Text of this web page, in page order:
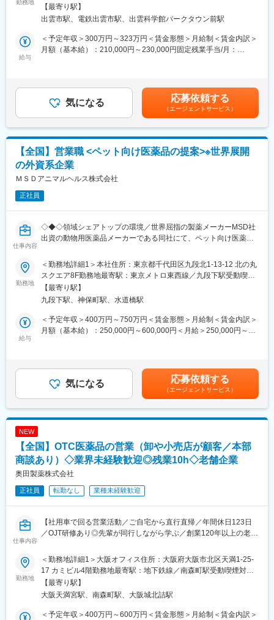
ンに訪問します。
★困ったら先輩社員に相談しやすい雰囲気です！
＜専門資格を取得できる＞
・入社後は、医薬品販売の専門知識を身につけるために、登録販
・資格取得後は、資格手当として給与にも反映されます。
・残業20h以内
・スケジュールに合わせて直行直帰可
・転居を伴う転勤はありません
■やりがい：
・最近、健康のことで困っていることがないかなど、親身にお話
を聞くことで、お客様と信頼関係を築き、お客様の健康管理に貢
献することができます。
・「この薬すごく効き目があって良かったよ。」「こないだのリ
ンゴ酢美味しかった！ちょうどまた買おうと思ってたの。来てく
変更の範囲：会社の定める業務
箱）や健康食品の提案をお任せします。
※既に、取引のあるお客様先を訪問するスタイルです。
＜仕事の流れ＞
配置薬や健康食品、サプリメントの使用頻度に合わせて、1～6ヵ
へ訪問をします。
・配置薬や健康食品の期限管理
・健康相談、新商品・サービスのご提案 など
※一部、新たに配置薬を置いていただくお客様への訪問がありま
す。
品です。
・入社直後～2週間 ： OJT形式で、薬の種類や成分など基礎知識
を身につけます。
す。「会話のコツ」や「商品のご案内方法」といった実践的なス
キルを習得します。
・入社1カ月以降 ： 慣れてきたら独り立ち。既存のお客様をメイ
ンに訪問します。
＜専門資格を取得できる＞
・資格取得後は、資格手当として給与にも反映されます。
■働き方：
・基本土日祝休み／年3回の大型連休あり
・スケジュールに合わせて直行直帰可
・転居を伴う転勤はありません
■やりがい：
・最近、健康のことで困っていることがないかなど、親身にお話
を聞くことで、お客様と信頼関係を築き、お客様の健康管理に貢
献することができます。
・「この薬すごく効き目があって良かったよ。」「こないだのリ
ンゴ酢美味しかった！ちょうどまた買おうと思ってたの。来てく
変更の範囲：会社の定める業務
勤務地
【最寄り駅】
出雲市駅、電鉄出雲市駅、出雲科学館パークタウン前駅
給与
＜予定年収＞300万円～323万円＜賃金形態＞月給制＜賃金内訳＞
月額（基本給）：210,000円～230,000円固定残業手当/月：
年収は当社規定に基づき、年齢や経験に応じて決定します。・昇
給：年1回（4月）＜モデル給与＞※入社3年目平均基本給＋各種手
当＋業績連動給→総支給月額344,141円※業績連動給：月の予算達
成や売り上げに対して支払われます賃金はあくまでも目安の金額
であり、選考を通じて上下する可能性があります。月給(月額)は固
定手当を含めた表記です。
気になる 応募依頼する
（エージェントサービス）
【全国】営業職 <ペット向け医薬品の提案>※世界展開
の外資系企業
ＭＳＤアニマルヘルス株式会社
正社員
仕事内容
◇◆◇領域シェアトップの環境／世界屈指の製薬メーカーMSD社
出資の動物用医薬品メーカーである同社にて、ペット向け医薬品
■業務内容：コンパニオンアニマル(愛玩動物)事業部のカスタマー
コンサルタントとして、担当エリアの顧客（主に動物病院のドク
ター）に対してコンサルテーションサービスを提供し、コンパニ
オンアニマル用医薬製品の適正な使用と販売を促進してビジネス
の最大化に貢献していただきます。また、個人目標を達成すると
ともに、チーム、事業部、 他部門の目標達成を目指していただき
ます。
■１日の流れ（例）
夕方～夜：事務作業など
・基本的には直行直帰の働き方となります。
・既存顧客が１００％。直接訪問だけでなく、メールやオンライ
・担当エリアにもよりますが、月半分程度は宿泊を伴う出張が発
生します。
■入社後の研修
1か月は研修メイン（知識、システムなど）、2～3か月営業同行
（バディ制）、3～4か月から徐々に独り立ちいただく想定をして
■採用背景
新規ローンチ製品を控えていることによる、体制強化のための増
■当社について：
外資系大手製薬MSD株式会社100％子会社で、動物用医薬品など
の研究、開発、製造及び販売を行っています。牛、豚、鶏、水産
そしてコンパニオンアニマル（犬猫などのペット）と様々な動物
たちの健康を支える医薬品やワクチンと健康維持に関する情報を
提供しています。
勤務地
＜勤務地詳細1＞本社住所：東京都千代田区九段北1-13-12 北の丸
スクエア8F勤務地最寄駅：東京メトロ東西線／九段下駅受動喫煙
対策：屋内全面禁煙＜勤務地詳細2＞全国エリア住所：全国エリア
希望を考慮します。受動喫煙対策：屋内全面禁煙変更の範囲：会
【最寄り駅】
九段下駅、神保町駅、水道橋駅
給与
＜予定年収＞400万円～750万円＜賃金形態＞月給制＜賃金内訳＞
月額（基本給）：250,000円～600,000円＜月給＞250,000円～
通じて上下する可能性があります。月給(月額)は固定手当を含めた
表記です。気になる 応募依頼する
（エージェントサービス）
NEW
【全国】OTC医薬品の営業（卸や小売店が顧客／本部
商談あり）◇業界未経験歓迎◎残業10h◇老舗企業
奥田製薬株式会社
正社員 転勤なし 業種未経験歓迎
仕事内容
【社用車で回る営業活動／ご自宅から直行直帰／年間休日123日
／OJT研修あり◎先輩が同行しながら学ぶ／創業120年以上の老舗
■業務内容：
医薬品卸やドラッグストア本部に対し、OTC医薬品の新商品提案
や販売促進施策の企画・提案営業をお任せします。
営業先は既存取引先が主となりますが、新規先開拓も積極的に行
います。
勤務地
＜勤務地詳細1＞大阪オフィス住所：大阪府大阪市北区天満1-25-
17 カミビル4階勤務地最寄駅：地下鉄線／南森町駅受動喫煙対
策：敷地内全面禁煙＜勤務地詳細2＞全国住所：自宅から直行直帰
です 受動喫煙対策：屋内全面禁煙変更の範囲：無
【最寄り駅】
大阪天満宮駅、南森町駅、大阪城北詰駅
＜予定年収＞400万円～600万円＜賃金形態＞月給制＜賃金内訳＞